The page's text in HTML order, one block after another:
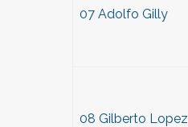
07 Adolfo Gilly
08 Gilberto Lopez